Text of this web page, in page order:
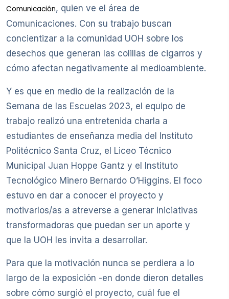
Comunicación, quien ve el área de
Comunicaciones. Con su trabajo buscan
concientizar a la comunidad UOH sobre los
desechos que generan las colillas de cigarros y
cómo afectan negativamente al medioambiente.
Y es que en medio de la realización de la
Semana de las Escuelas 2023, el equipo de
trabajo realizó una entretenida charla a
estudiantes de enseñanza media del Instituto
Politécnico Santa Cruz, el Liceo Técnico
Municipal Juan Hoppe Gantz y el Instituto
Tecnológico Minero Bernardo O’Higgins. El foco
estuvo en dar a conocer el proyecto y
motivarlos/as a atreverse a generar iniciativas
transformadoras que puedan ser un aporte y
que la UOH les invita a desarrollar.
Para que la motivación nunca se perdiera a lo
largo de la exposición -en donde dieron detalles
sobre cómo surgió el proyecto, cuál fue el